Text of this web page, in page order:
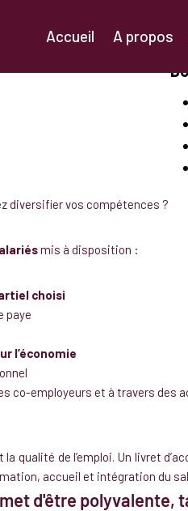
Accueil A propos
diversifier vos compétences ?
mis à disposition :
choisi
paye
l’économie
co-employeurs et à travers des
qualité de l’emploi. Un livret
accueil et intégration du
d'être